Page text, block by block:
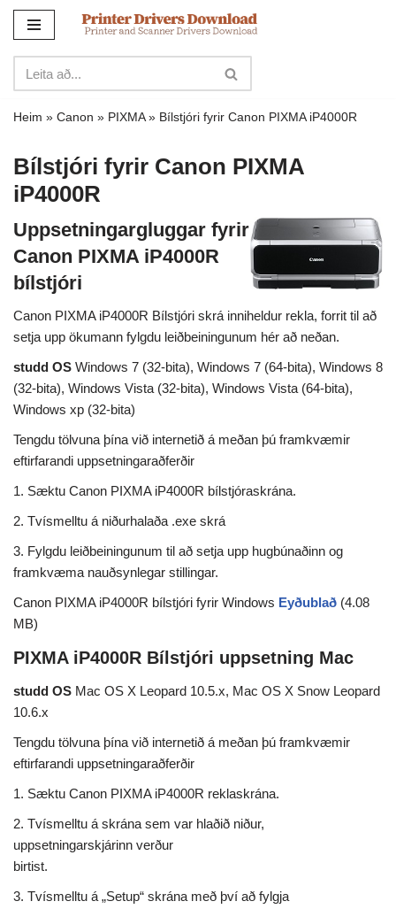
yfir
í
innihald
Heim » Canon » PIXMA» Bílstjóri fyrir Canon PIXMA iP4000R
Bílstjóri fyrir Canon PIXMA
iP4000R
Uppsetningargluggar fyrir
Canon PIXMA iP4000R
bílstjóri
Canon PIXMA iP4000R Bílstjóri skrá inniheldur rekla, forrit til að
setja upp ökumann fylgdu leiðbeiningunum hér að neðan.
studd OS Windows 7 (32-bita), Windows 7 (64-bita), Windows 8
(32-bita), Windows Vista (32-bita), Windows Vista (64-bita),
Windows xp (32-bita)
Tengdu tölvuna þína við internetið á meðan þú framkvæmir
eftirfarandi uppsetningaraðferðir
1. Sæktu Canon PIXMA iP4000R bílstjóraskrána.
2. Tvísmelltu á niðurhalaða .exe skrá
3. Fylgdu leiðbeiningunum til að setja upp hugbúnaðinn og
framkvæma nauðsynlegar stillingar.
Canon PIXMA iP4000R bílstjóri fyrir Windows Eyðublað (4.08
MB)
PIXMA iP4000R Bílstjóri uppsetning Mac
studd OS Mac OS X Leopard 10.5.x, Mac OS X Snow Leopard
10.6.x
Tengdu tölvuna þína við internetið á meðan þú framkvæmir
eftirfarandi uppsetningaraðferðir
1. Sæktu Canon PIXMA iP4000R reklaskrána.
2. Tvísmelltu á skrána sem var hlaðið niður,
uppsetningarskjárinn verður
birtist.
3. Tvísmelltu á „Setup“ skrána með því að fylgja